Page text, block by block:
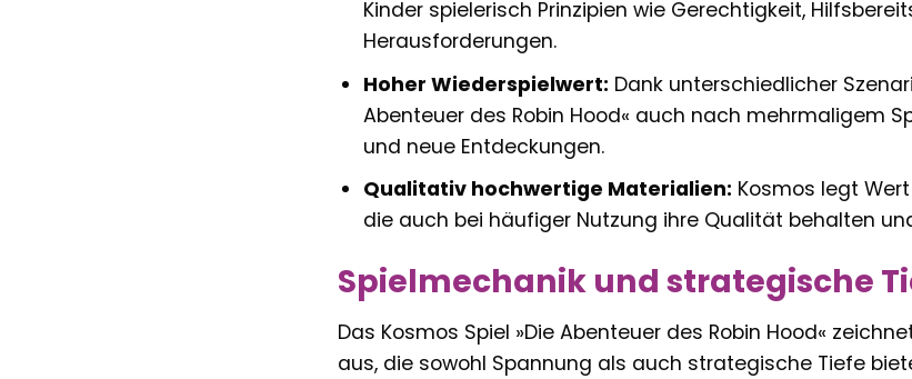
Kinder spielerisch Prinzipien wie Gerechtigkeit,
Herausforderungen.
Hoher Wiederspielwert: Dank unterschiedlicher
Abenteuer des Robin Hood« auch nach mehrmaligem
und neue Entdeckungen.
Qualitativ hochwertige Materialien: Kosmos legt
die auch bei häufiger Nutzung ihre Qualität behalten
Spielmechanik und strategische
Das Kosmos Spiel »Die Abenteuer des Robin Hood«
aus, die sowohl Spannung als auch strategische Tiefe